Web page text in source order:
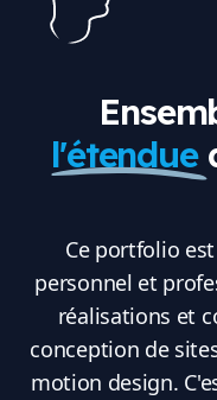
l'étendue
Ce portfolio
personnel et
réalisations et
conception de
motion design.